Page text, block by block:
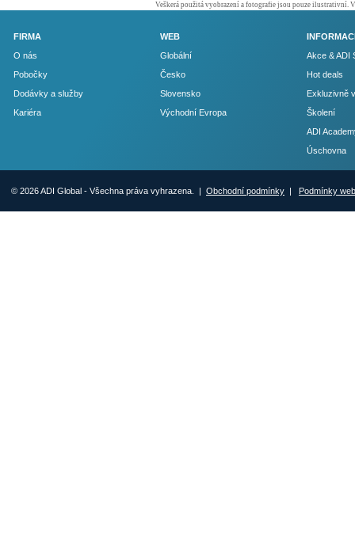
Veškerá použitá vyobrazení a fotografie jsou pouze ilustrativní.
FIRMA
O nás
Pobočky
Dodávky a služby
Kariéra
WEB
Globální
Česko
Slovensko
Východní Evropa
Akce & ADI
Hot deals
Exkluzivně
Školení
ADI
Úschovna
© 2026 ADI Global - Všechna práva vyhrazena. | Obchodní podmínky | Podmínky